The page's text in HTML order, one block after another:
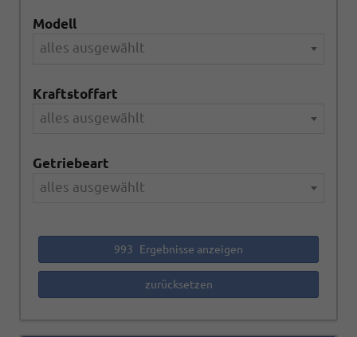
Modell
alles ausgewählt
Kraftstoffart
alles ausgewählt
Getriebeart
alles ausgewählt
993 Ergebnisse anzeigen
zurücksetzen